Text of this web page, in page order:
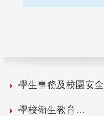
學生事務及校園安全
學校衛生教育